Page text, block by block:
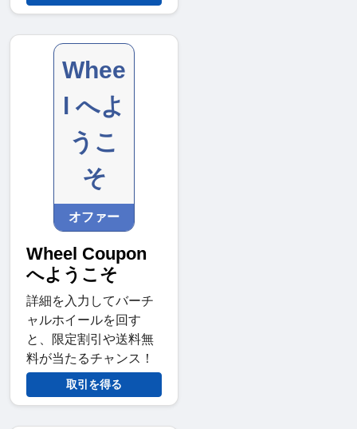
Whee
l へよ
うこ
そ
オファー
Wheel Coupon
へようこそ
詳細を入力してバーチ
ャルホイールを回す
と、限定割引や送料無
料が当たるチャンス！
取引を得る